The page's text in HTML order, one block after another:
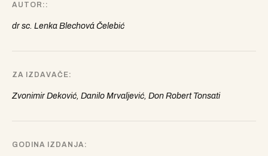
AUTOR:
dr sc. Lenka Blechová Čelebić
ZA IZDAVAČE
Zvonimir Deković, Danilo Mrvaljević, Don Robert Tonsati
GODINA IZDANJA